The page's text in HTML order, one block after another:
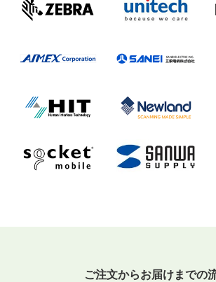
ご注文からお届けまでの